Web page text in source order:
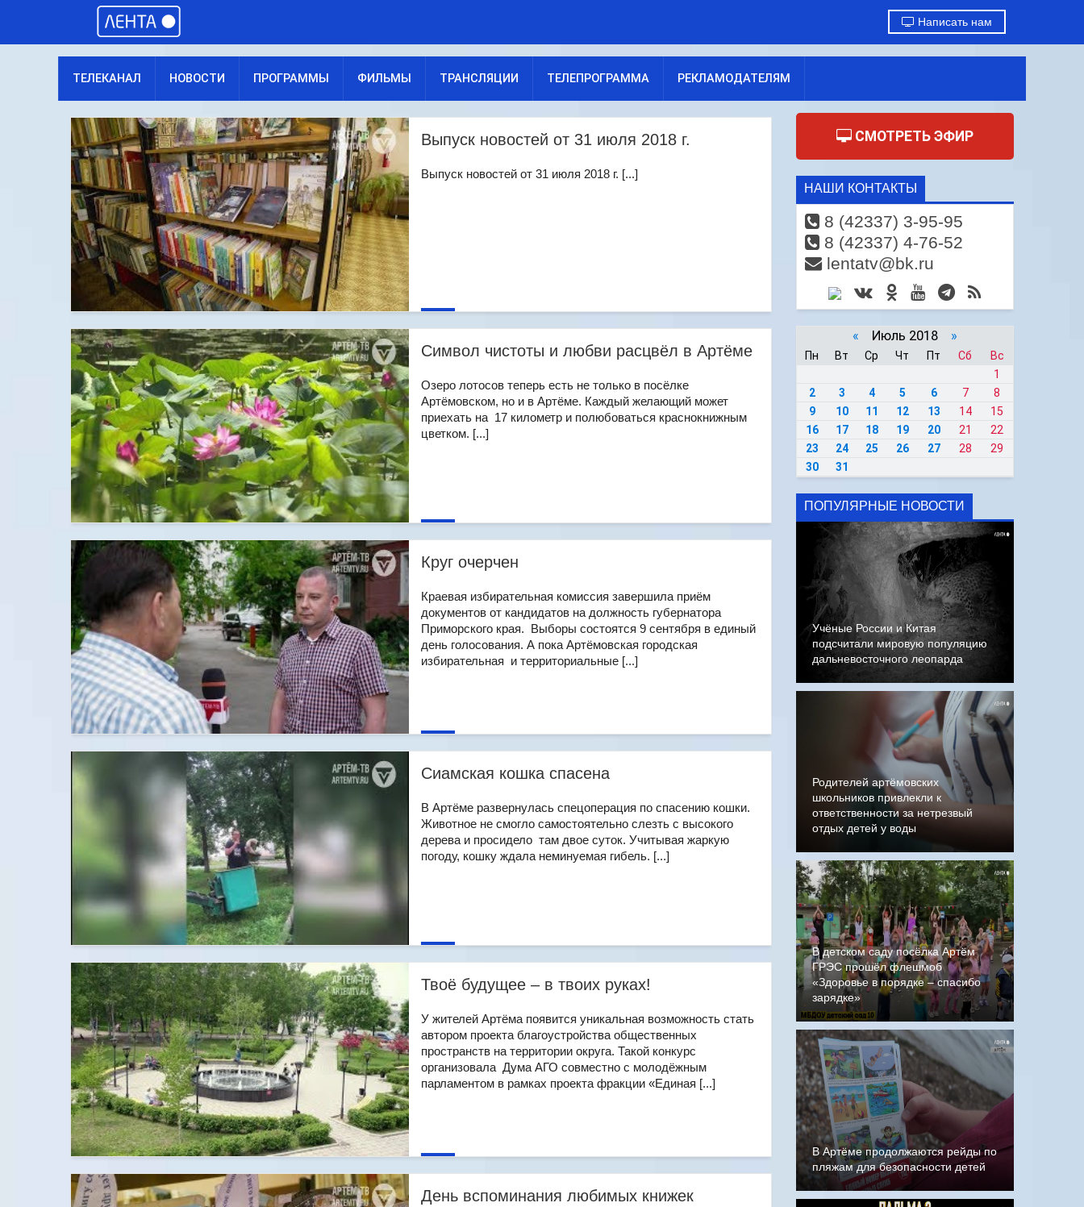
Написать нам
ТЕЛЕКАНАЛ НОВОСТИ ПРОГРАММЫ ФИЛЬМЫ ТРАНСЛЯЦИИ ТЕЛЕПРОГРАММА РЕКЛАМОДАТЕЛЯМ
Выпуск новостей от 31 июля 2018 г.
Выпуск новостей от 31 июля 2018 г. [...]
Символ чистоты и любви расцвёл в Артёме
Озеро лотосов теперь есть не только в посёлке
Артёмовском, но и в Артёме. Каждый желающий может
приехать на 17 километр и полюбоваться краснокнижным
цветком. [...]
Круг очерчен
Краевая избирательная комиссия завершила приём
документов от кандидатов на должность губернатора
Приморского края. Выборы состоятся 9 сентября в единый
день голосования. А пока Артёмовская городская
избирательная и территориальные [...]
Сиамская кошка спасена
В Артёме развернулась спецоперация по спасению кошки.
Животное не смогло самостоятельно слезть с высокого
дерева и просидело там двое суток. Учитывая жаркую
погоду, кошку ждала неминуемая гибель. [...]
Твоё будущее – в твоих руках!
У жителей Артёма появится уникальная возможность стать
автором проекта благоустройства общественных
пространств на территории округа. Такой конкурс
организовала Дума АГО совместно с молодёжным
парламентом в рамках проекта фракции «Единая [...]
День вспоминания любимых книжек
СМОТРЕТЬ ЭФИР
НАШИ КОНТАКТЫ
8 (42337) 3-95-95
8 (42337) 4-76-52
lentatv@bk.ru
« Июль 2018 »
Пн Вт Ср Чт Пт Сб
Вс
1
2
3 4 5 6 7
8
9
10 11 12 13 14
15
16
17 18 19 20 21
22
23
24 25 26 27 28
29
30
31
ПОПУЛЯРНЫЕ НОВОСТИ
Учёные России и Китая
подсчитали мировую популяцию
дальневосточного леопарда
Родителей артёмовских
школьников привлекли к
ответственности за нетрезвый
отдых детей у воды
В детском саду посёлка Артём
ГРЭС прошёл флешмоб
«Здоровье в порядке – спасибо
зарядке»
В Артёме продолжаются рейды по
пляжам для безопасности детей